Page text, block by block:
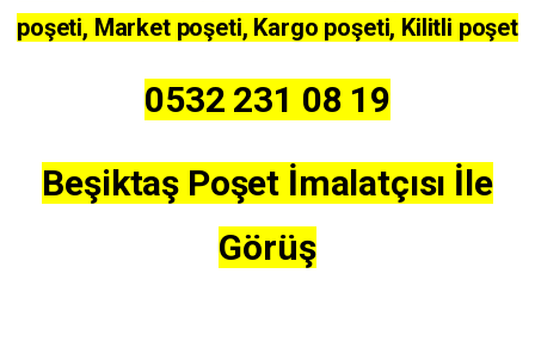
poşeti, Market poşeti, Kargo poşeti, Kilitli poşet
0532 231 08 19
Beşiktaş Poşet İmalatçısı İle
Görüş